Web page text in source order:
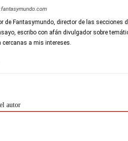
de Fantasymundo, director de las secciones
escribo con afán divulgador sobre
cercanas a mis intereses.
autor